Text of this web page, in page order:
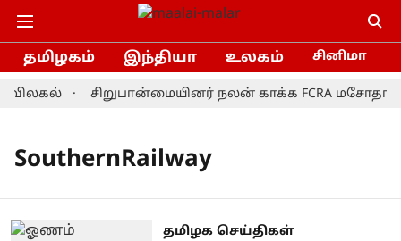
தமிழகம் இந்தியா உலகம் சினிமா
விலகல் சிறுபான்மையினர் நலன் காக்க FCRA
SouthernRailway
தமிழக செய்திகள்